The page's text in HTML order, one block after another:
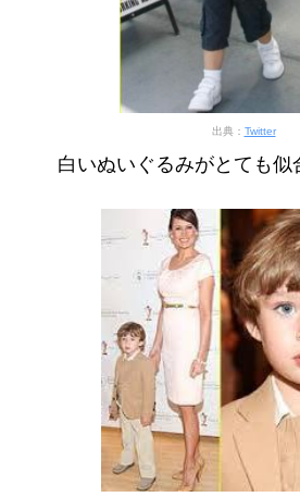
出典： Twitter
白いぬいぐるみがとても似